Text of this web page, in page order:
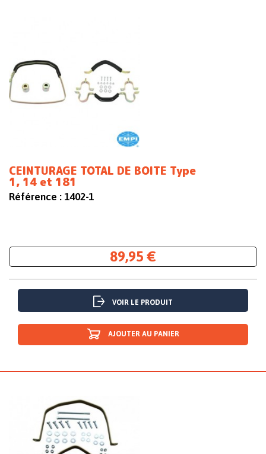
CEINTURAGE TOTAL DE BOITE Type
1, 14 et 181
Référence : 1402-1
89,95 €
VOIR LE PRODUIT
AJOUTER AU PANIER